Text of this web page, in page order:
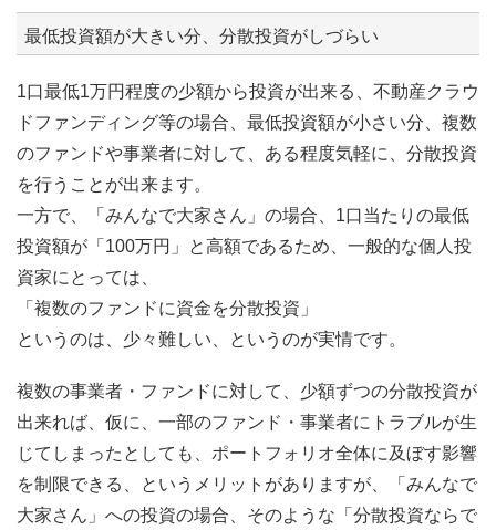
最低投資額が大きい分、分散投資がしづらい
1口最低1万円程度の少額から投資が出来る、不動産クラウ
ドファンディング等の場合、最低投資額が小さい分、複数
のファンドや事業者に対して、ある程度気軽に、分散投資
を行うことが出来ます。
一方で、「みんなで大家さん」の場合、1口当たりの最低
投資額が「100万円」と高額であるため、一般的な個人投
資家にとっては、
「複数のファンドに資金を分散投資」
というのは、少々難しい、というのが実情です。
複数の事業者・ファンドに対して、少額ずつの分散投資が
出来れば、仮に、一部のファンド・事業者にトラブルが生
じてしまったとしても、ポートフォリオ全体に及ぼす影響
を制限できる、というメリットがありますが、「みんなで
大家さん」への投資の場合、そのような「分散投資ならで